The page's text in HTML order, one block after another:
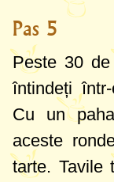
Pas 5
Peste 30
întindeți
Cu un
aceste
tarte. Tavile